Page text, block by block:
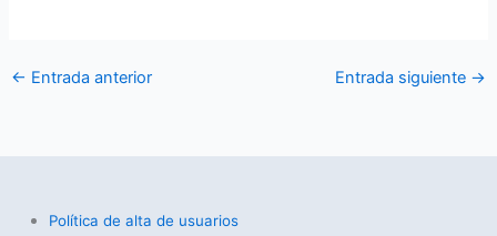
← Entrada anterior Entrada siguiente →
Política de alta de usuarios